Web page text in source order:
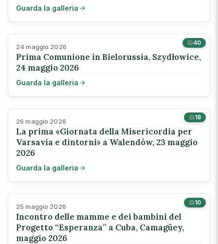
Guarda la galleria
40
24 maggio 2026
Prima Comunione in Bielorussia, Szydłowice,
24 maggio 2026
Guarda la galleria
18
26 maggio 2026
La prima «Giornata della Misericordia per
Varsavia e dintorni» a Walendów, 23 maggio
2026
Guarda la galleria
10
25 maggio 2026
Incontro delle mamme e dei bambini del
Progetto “Esperanza” a Cuba, Camagüey,
maggio 2026